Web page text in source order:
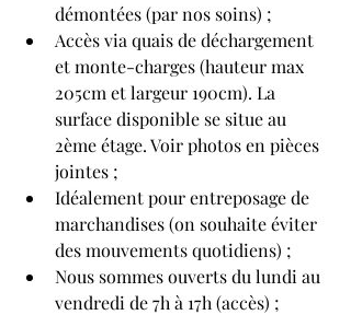
démontées (par nos soins) ;
Accès via quais de déchargement
et monte-charges (hauteur max
205cm et largeur 190cm). La
surface disponible se situe au
2ème étage. Voir photos en pièces
jointes ;
Idéalement pour entreposage de
marchandises (on souhaite éviter
des mouvements quotidiens) ;
Nous sommes ouverts du lundi au
vendredi de 7h à 17h (accès) ;